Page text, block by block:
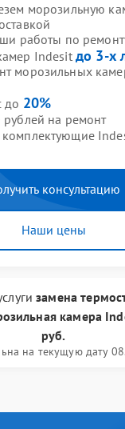
морозильную
работы по
Indesit до 3-х
морозильных
до 20%
на ремонт
консультацию
Наши цены
замена
камера
руб.
на текущую дату